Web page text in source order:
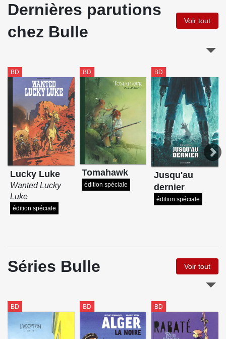
Dernières parutions
chez Bulle
Voir tout
BD
Lucky Luke
Wanted Lucky
Luke
édition spéciale
BD
Tomahawk
édition spéciale
BD
Jusqu'au
dernier
édition spéciale
Séries Bulle Voir tout
BD BD BD